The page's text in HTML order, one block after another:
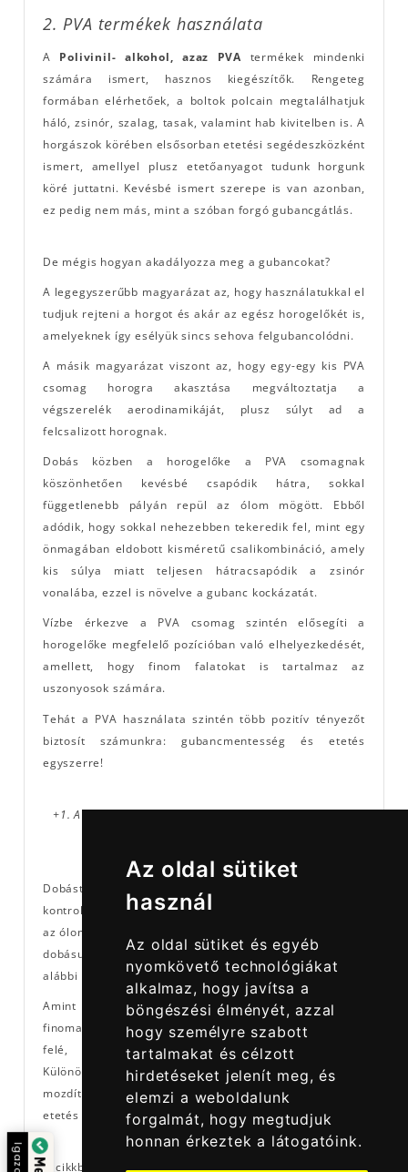
Az oldal sütiket
használ
Az oldal sütiket és egyéb
nyomkövető technológiákat
alkalmaz, hogy javítsa a
böngészési élményét, azzal
hogy személyre szabott
tartalmakat és célzott
hirdetéseket jelenít meg, és
elemzi a weboldalunk
forgalmát, hogy megtudjuk
honnan érkeztek a látogatóink.
2. PVA termékek használata
A Polivinil- alkohol, azaz PVA termékek mindenki
számára ismert, hasznos kiegészítők. Rengeteg
formában elérhetőek, a boltok polcain megtalálhatjuk
háló, zsinór, szalag, tasak, valamint hab kivitelben is. A
horgászok körében elsősorban etetési segédeszközként
ismert, amellyel plusz etetőanyagot tudunk horgunk
köré juttatni. Kevésbé ismert szerepe is van azonban,
ez pedig nem más, mint a szóban forgó gubancgátlás.
De mégis hogyan akadályozza meg a gubancokat?
A legegyszerűbb magyarázat az, hogy használatukkal el
tudjuk rejteni a horgot és akár az egész horogelőkét is,
amelyeknek így esélyük sincs sehova felgubancolódni.
A másik magyarázat viszont az, hogy egy-egy kis PVA
csomag horogra akasztása megváltoztatja a
végszerelék aerodinamikáját, plusz súlyt ad a
felcsalizott horognak.
Dobás közben a horogelőke a PVA csomagnak
köszönhetően kevésbé csapódik hátra, sokkal
függetlenebb pályán repül az ólom mögött. Ebből
adódik, hogy sokkal nehezebben tekeredik fel, mint egy
önmagában eldobott kisméretű csalikombináció, amely
kis súlya miatt teljesen hátracsapódik a zsinór
vonalába, ezzel is növelve a gubanc kockázatát.
Vízbe érkezve a PVA csomag szintén elősegíti a
horogelőke megfelelő pozícióban való elhelyezkedését,
amellett, hogy finom falatokat is tartalmaz az
uszonyosok számára.
Tehát a PVA használata szintén több pozitív tényezőt
biztosít számunkra: gubancmentesség és etetés
egyszerre!
+1. A végszerelék pozíciójának finomhangolása dobást
Dobást követően a süllyedő végszereléket tartsuk
kontroll alatt, feszes zsinórral, illetve bottal kövessük le
az ólom süllyedését. Amennyiben nem vagyunk biztosak
dobásunk gubancmentességében, alkalmazzuk az
alábbi praktikát:
Amint mederfenékre ért a végszerelékünk, az ólmot
finoman emeljük el a fenékről és mozdítsuk el magunk
felé, ezzel kisimítva/kiegyenesítve horogelőkénket.
Különösen ügyeljünk arra, hogy minimális mértékben
mozdítsuk el az ólmot, ne húzzuk el a végszereléket az
etetés és/vagy kiakasztás helyéről.
A cikkben szereplő ötletek, tanácsok már külön - külön